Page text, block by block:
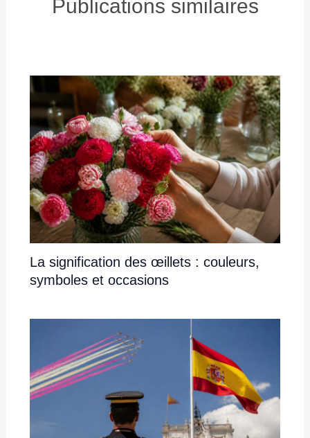
Publications similaires
La signification des œillets : couleurs,
symboles et occasions